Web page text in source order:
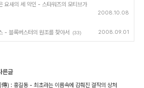
새의 세 악인 - 스타워즈의 모티브가
2008.10.08
블록버스터의 원조를 찾아서 (33) 2008.09.01
른글
) : 홍길동 - 최초라는 이름속에 감춰진 걸작의 상처